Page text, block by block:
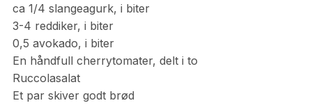
ca 1/4 slangeagurk, i biter
3-4 reddiker, i biter
0,5 avokado, i biter
En håndfull cherrytomater, delt i to
Ruccolasalat
Et par skiver godt brød